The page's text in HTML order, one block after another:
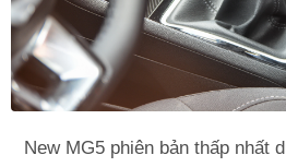
New MG5 phiên bản thấp nhất